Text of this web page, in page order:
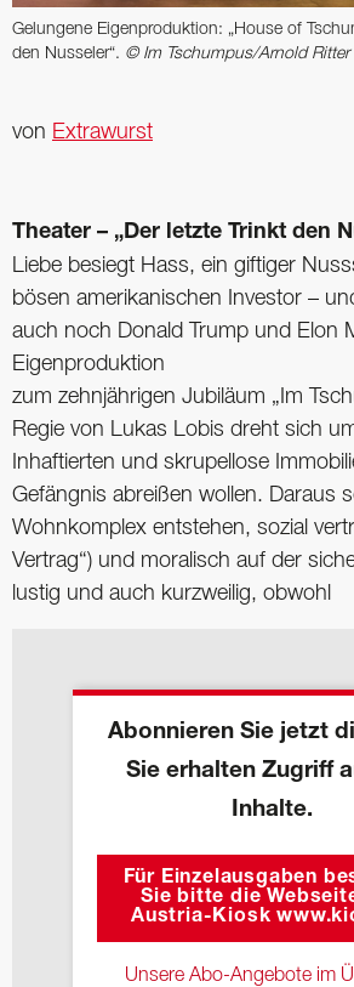
Gelungene Eigenproduktion: „House of
den Nusseler“. © Im Tschumpus/Arnold Ritter
von Extrawurst
Theater – „Der letzte Trinkt den
Liebe besiegt Hass, ein giftiger
bösen amerikanischen Investor –
auch noch Donald Trump und Elon
Eigenproduktion
zum zehnjährigen Jubiläum „Im
Regie von Lukas Lobis dreht sich
Inhaftierten und skrupellose
Gefängnis abreißen wollen. Daraus
Wohnkomplex entstehen, sozial
Vertrag“) und moralisch auf der
lustig und auch kurzweilig, obwohl
Abonnieren Sie jetzt
Sie erhalten Zugriff
Inhalte.
Für Einzelausgaben
Sie bitte die
Austria-Kiosk
Unsere Abo-Angebote im